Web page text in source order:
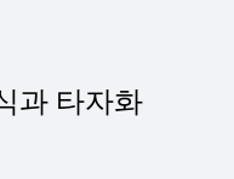
과 타자화